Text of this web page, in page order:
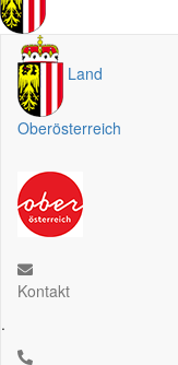
Land
Oberösterreich
Kontakt
.